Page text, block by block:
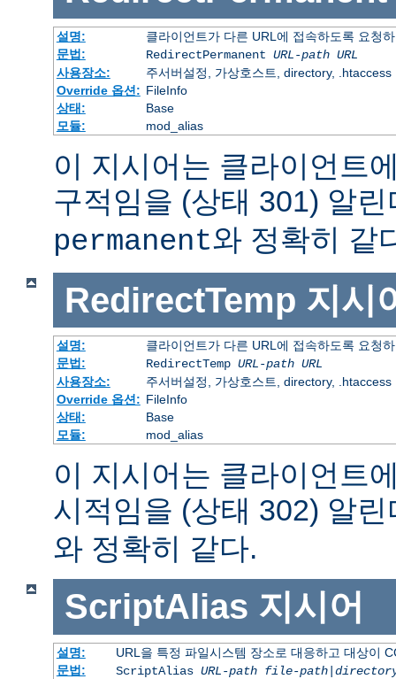
설명:
클라이언트가 다른 URL에 접속하도록 요청
문법:
RedirectPermanent URL-path URL
사용장소:
주서버설정, 가상호스트, directory, .htaccess
Override 옵션: FileInfo
상태:
Base
모듈:
mod_alias
이 지시어는 클라이언트
구적임을 (상태 301) 알
permanent와 정확히 같
RedirectTemp 지시
설명:
클라이언트가 다른 URL에 접속하도록 요청
문법:
RedirectTemp URL-path URL
사용장소:
주서버설정, 가상호스트, directory, .htaccess
Override 옵션: FileInfo
상태:
Base
모듈:
mod_alias
이 지시어는 클라이언트
시적임을 (상태 302) 알
와 정확히 같다.
ScriptAlias 지시어
설명:
URL을 특정 파일시스템 장소로 대응하고 대상이
문법:
ScriptAlias URL-path file-path|